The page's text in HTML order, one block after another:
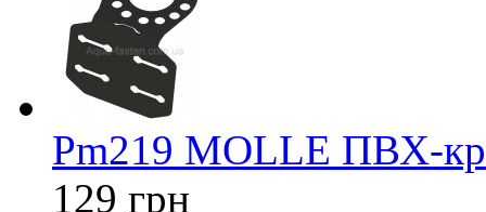
Pm219 MOLLE ПВХ-
129 грн